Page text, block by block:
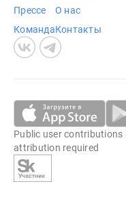
Прессе
Команда
О нас
Контакты
Public user contributions
attribution required